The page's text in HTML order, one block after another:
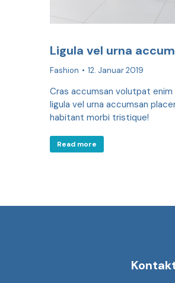
Ligula vel urna
Fashion 12. Januar 2019
Cras accumsan volutpat
ligula vel urna accumsan
habitant morbi tristique!
Read more